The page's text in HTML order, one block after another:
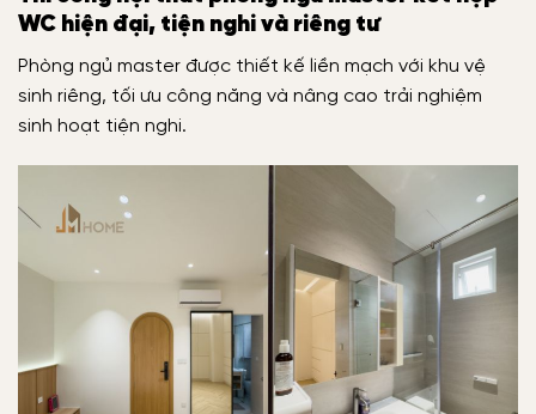
WC hiện đại, tiện nghi và riêng tư
Phòng ngủ master được thiết kế liền mạch với khu vệ
sinh riêng, tối ưu công năng và nâng cao trải nghiệm
sinh hoạt tiện nghi.